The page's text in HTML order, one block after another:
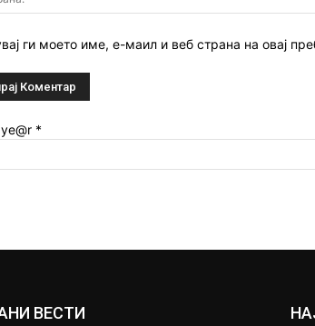
ги моето име, е-маил и веб страна на овај
*
ВЕСТИ